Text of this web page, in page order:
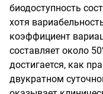
биодоступность
хотя
коэффициент
составляет около
достигается, как
двукратном